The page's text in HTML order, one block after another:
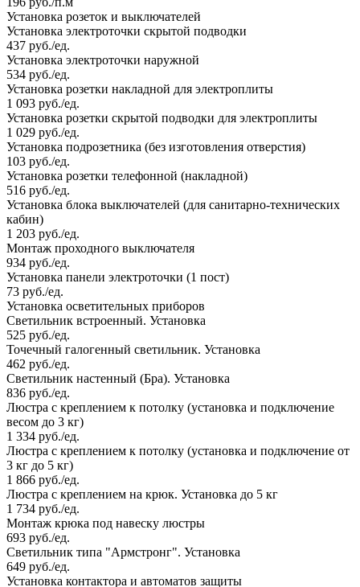
Установка розеток и выключателей
Установка электроточки скрытой подводки
437 руб./ед.
Установка электроточки наружной
534 руб./ед.
Установка розетки накладной для электроплиты
1 093 руб./ед.
Установка розетки скрытой подводки для электроплиты
1 029 руб./ед.
Установка подрозетника (без изготовления отверстия)
103 руб./ед.
Установка розетки телефонной (накладной)
516 руб./ед.
Установка блока выключателей (для санитарно-технических
кабин)
1 203 руб./ед.
Монтаж проходного выключателя
934 руб./ед.
Установка панели электроточки (1 пост)
73 руб./ед.
Установка осветительных приборов
Светильник встроенный. Установка
525 руб./ед.
Точечный галогенный светильник. Установка
462 руб./ед.
Светильник настенный (Бра). Установка
836 руб./ед.
Люстра с креплением к потолку (установка и подключение
весом до 3 кг)
1 334 руб./ед.
Люстра с креплением к потолку (установка и подключение от
3 кг до 5 кг)
1 866 руб./ед.
Люстра с креплением на крюк. Установка до 5 кг
1 734 руб./ед.
Монтаж крюка под навеску люстры
693 руб./ед.
Светильник типа "Армстронг". Установка
649 руб./ед.
Установка контактора и автоматов защиты